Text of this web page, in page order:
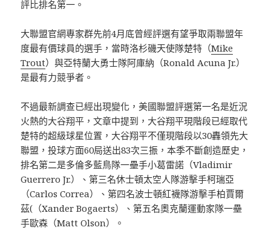
評比排名第一。
大聯盟官網專家群先前4月底曾經評選有望爭取兩聯盟年
度最有價球員的選手，當時洛杉磯天使隊楚特（Mike
Trout）與亞特蘭大勇士隊阿庫納（Ronald Acuna Jr.）
是最有力競爭者。
不過最新調查已經出現變化，美國聯盟評選第一名是近況
火熱的大谷翔平，文章中提到，大谷翔平現階段已經取代
楚特的超級球星位置，大谷翔平不僅現階段以30轟領先大
聯盟，投球方面60局送出83次三振，本季不斷創造歷史，
排名第二是多倫多藍鳥隊一壘手小葛雷諾（Vladimir
Guerrero Jr.）、第三名休士頓太空人隊游擊手柯瑞亞
（Carlos Correa）、第四名波士頓紅襪隊游擊手柏賈爾
茲(（​Xander Bogaerts）、第五名奧克蘭運動家隊一壘
手歐森（Matt Olson）。